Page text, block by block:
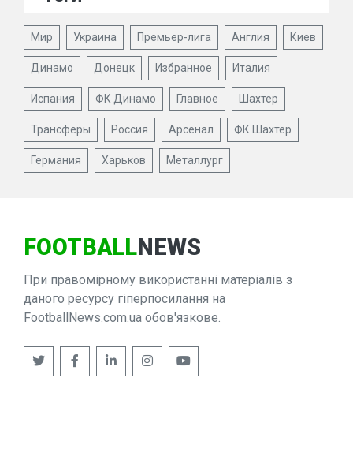
Мир Украина Премьер-лига Англия Киев
Динамо Донецк Избранное Италия
Испания ФК Динамо Главное Шахтер
Трансферы Россия Арсенал ФК Шахтер
Германия Харьков Металлург
FOOTBALLNEWS
При правомірному використанні матеріалів з
даного ресурсу гіперпосилання на
FootballNews.com.ua обов'язкове.